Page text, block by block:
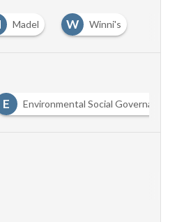
Madel W Winni's
E Environmental Social Governance